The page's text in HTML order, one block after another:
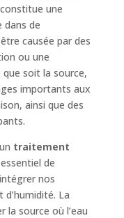
une
de
causée par des
ou une
soit la source,
importants aux
ainsi que des
traitement
de
nos
La
la source où l’eau